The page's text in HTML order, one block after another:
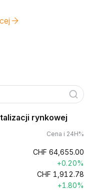
rynkowej
Cena i 24H%
CHF 64,655.00
+0.20%
CHF 1,912.78
+1.80%